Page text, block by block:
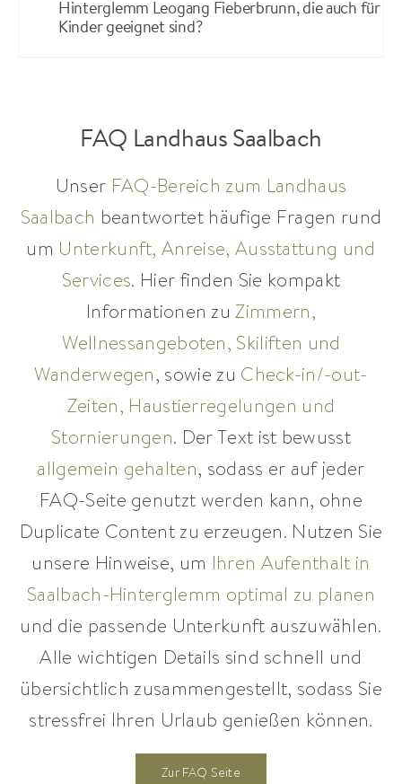
Hinterglemm Leogang Fieberbrunn, die auch für
Kinder geeignet sind?
FAQ Landhaus Saalbach
Unser FAQ-Bereich zum Landhaus
Saalbach beantwortet häufige Fragen rund
um Unterkunft, Anreise, Ausstattung und
Services. Hier finden Sie kompakt
Informationen zuZimmern,
Wellnessangeboten, Skiliften und
Wanderwegen, sowie zu Check-in/-out-
Zeiten, Haustierregelungen und
Stornierungen. Der Text ist bewusst
allgemein gehalten, sodass er auf jeder
FAQ-Seite genutzt werden kann, ohne
Duplicate Content zu erzeugen. Nutzen Sie
unsere Hinweise, um Ihren Aufenthalt in
Saalbach-Hinterglemm optimal zu planen
und die passende Unterkunft auszuwählen.
Alle wichtigen Details sind schnell und
übersichtlich zusammengestellt, sodass Sie
stressfrei Ihren Urlaub genießen können.
Zur FAQ Seite